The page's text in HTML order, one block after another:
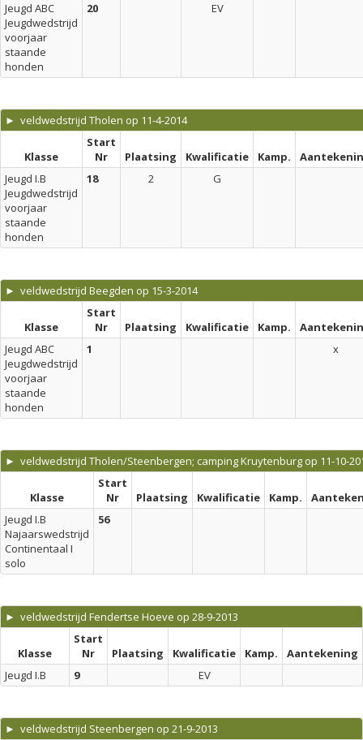
Jeugd ABC
Jeugdwedstrijd
voorjaar
staande
honden
20 EV
► veldwedstrijd Tholen op 11-4-2014
Klasse
Start
Nr
Plaatsing Kwalificatie Kamp.
Jeugd I.B
Jeugdwedstrijd
voorjaar
staande
honden
18 2 G
► veldwedstrijd Beegden op 15-3-2014
Klasse
Start
Nr
Plaatsing Kwalificatie Kamp.
Jeugd ABC
Jeugdwedstrijd
voorjaar
staande
honden
1 x
► veldwedstrijd Tholen/Steenbergen; camping Kruytenburg op 11-10-
Klasse
Start
Nr
Plaatsing Kwalificatie Kamp.
Jeugd I.B
Najaarswedstrijd
Continentaal I
solo
56
► veldwedstrijd Fendertse Hoeve op 28-9-2013
Klasse
Start
Nr
Plaatsing Kwalificatie Kamp.
Aantekening
Jeugd I.B
9 EV
► veldwedstrijd Steenbergen op 21-9-2013